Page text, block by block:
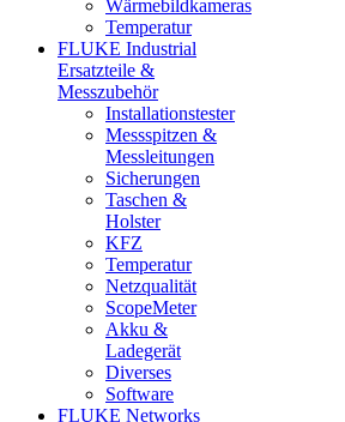
Wärmebildkameras
Temperatur
FLUKE Industrial
Ersatzteile &
Messzubehör
Installationstester
Messspitzen &
Messleitungen
Sicherungen
Taschen &
Holster
KFZ
Temperatur
Netzqualität
ScopeMeter
Akku &
Ladegerät
Diverses
Software
FLUKE Networks